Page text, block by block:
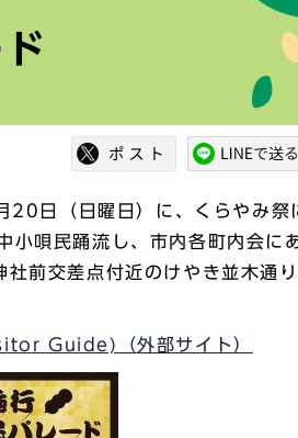
日（日曜日）に、くらやみ祭
唄民踊流し、市内各町内会に
前交差点付近のけやき並木通
Guide)（外部サイト）